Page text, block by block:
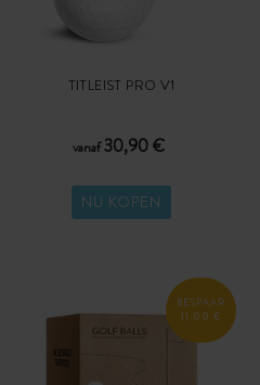
TITLEIST PRO V1
vanaf30,90 €
NU KOPEN
BESPAAR
11,00 €